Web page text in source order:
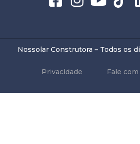
Nossolar Construtora – Todos os
Privacidade Fale